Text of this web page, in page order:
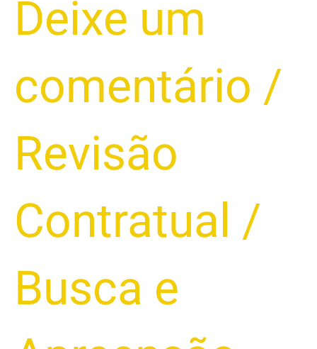
Deixe um
comentário /
Revisão
Contratual /
Busca e
Veículo
Risco:
Como
Juros
Abusivos
e
seu
Automóvel